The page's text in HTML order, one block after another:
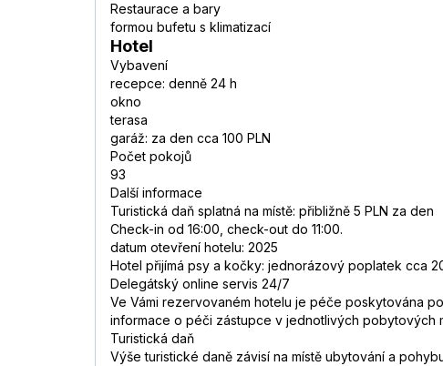
Restaurace a bary
formou bufetu s klimatizací
Hotel
Vybavení
recepce: denně 24 h
okno
terasa
garáž: za den cca 100 PLN
Počet pokojů
93
Další informace
Turistická daň splatná na místě: přibližně 5 PLN za den
Check-in od 16:00, check-out do 11:00.
datum otevření hotelu: 2025
Hotel přijímá psy a kočky: jednorázový poplatek cca
Delegátský online servis 24/7
Ve Vámi rezervovaném hotelu je péče poskytována
informace o péči zástupce v jednotlivých pobytových
Turistická daň
Výše turistické daně závisí na místě ubytování a